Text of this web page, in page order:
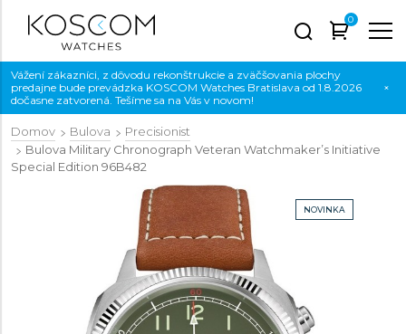
0
Vážení zákazníci, z dôvodu rekonštrukcie a zväčšovania plochy
predajne bude prevádzka KOSCOM Watches Bratislava od 1.8.2026
dočasne zatvorená. Tešíme sa na Vás v novom!
×
Domov Bulova
Precisionist
Bulova Military Chronograph Veteran Watchmaker’s Initiative
Special Edition 96B482
NOVINKA